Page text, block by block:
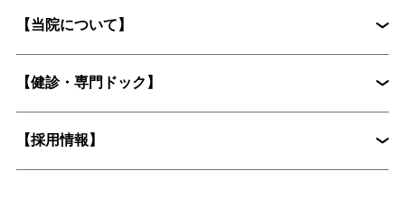
脳神経外科
【当院について】
院長挨拶
【健診・専門ドック】
【採用情報】